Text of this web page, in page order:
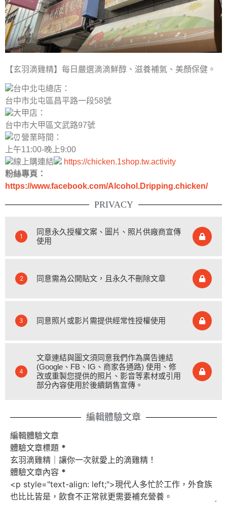
【玄羽滴雞精】每日嚴選滴滴鮮醇、滋養補氣、美顏保健。
台中北屯總店：
台中市北屯區昌平路一段58號
大甲店：
台中市大甲區文武路97號
營業時間：
上午11:00-晚上9:00
線上購連結
https://chicken.1shop.tw.activity
粉絲專頁：
https://www.facebook.com/Alcohol.Dripping.chicken/
PRIVACY
1
同意永久授權文案、圖片、照片供廠商宣傳
使用
2 同意需為公開貼文，且永久不刪除文章
3 同意照片或影片需提供經常性授權使用
4
文章連結與圖文須同意我們作為廣告連結
(Google、FB、IG、商家各通路) 使用、修
改或重製您提供的照片、影音等素材或引用
部分內容使用於後續銷售宣傳。
編輯體驗文章
編輯體驗文章
體驗文章標題 *
體驗文章內容 *